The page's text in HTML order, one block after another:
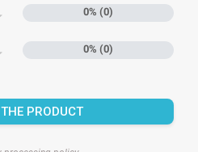
0% (0)
0% (0)
PRODUCT